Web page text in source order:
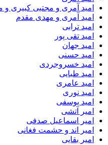
امید آمری و مجتبی کبیری
امید آمری و مهدی مقدم
امید ترابی
امید تقی پور
امید جهان
امید حسنی
امید خسروجردی
امید طبایی
امید عامری
امید نوری
امید یوسفی
امیر آتشی
امیر اسماعیل صدفی
امیر اند و حشمت فغانی
امیر بقایی